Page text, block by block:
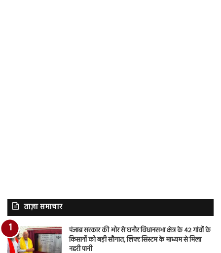
ताज़ा समाचार
पंजाब सरकार की ओर से घनौर विधानसभा क्षेत्र के 42 गांवों के
किसानों को बड़ी सौगात, लिफ्ट सिस्टम के माध्यम से मिला
नहरी पानी